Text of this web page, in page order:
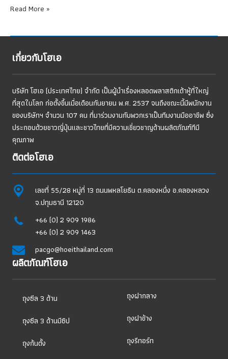
เข้า
งาน
สินค้า
Read More »
เกี่ยวกับโฮเอ
บริษัท โฮเอ (ประเทศไทย) จำกัด เป็นผู้นำเรื่องหลอดพลาสติกเต้าหู้ที่ใหญ่
ที่สุดในโลก ก่อตั้งขึ้นเมื่อเดือนกันยายน พ.ศ. 2537 จนถึงขณะนี้มีพนักงาน
ของบริษัทฯ จำนวน 107 คน ที่มาร่วมงานกับพวกเราเป็นทีมงานมืออาชีพ ซึ่ง
ประกอบด้วยชาวญี่ปุ่นและชาวไทยที่มีความเชี่ยวชาญด้านผลิตภัณฑ์ทีมี
คุณภาพ
ติดต่อโฮเอ
เลขที่ 55/28 หมู่ที่ 13 ถนนพหลโยธิน ต.คลองหนึ่ง อ.คลองหลวง
จ.ปทุมธานี 12120
+66 (0) 2 909 1986
+66 (0) 2 909 1463
pacgo@hoeithailand.com
ผลิตภัณฑ์โฮเอ
ถุงซีล 3 ด้าน
ถุงซีล 3 ด้านมีซิป
ถุงก้นตั้ง
ถุงฝากลาง
ถุงฝาข้าง
ถุงรีทอร์ท